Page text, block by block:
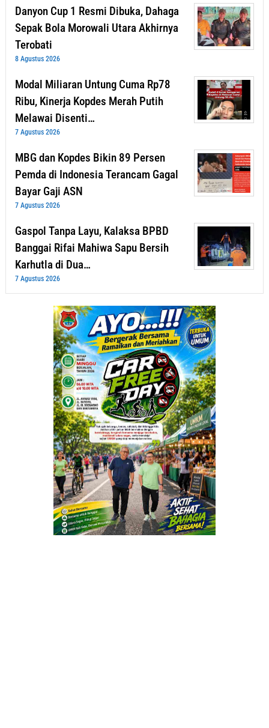
Danyon Cup 1 Resmi Dibuka, Dahaga
Sepak Bola Morowali Utara Akhirnya
Terobati
8 Agustus 2026
Modal Miliaran Untung Cuma Rp78
Ribu, Kinerja Kopdes Merah Putih
Melawai Disenti…
7 Agustus 2026
MBG dan Kopdes Bikin 89 Persen
Pemda di Indonesia Terancam Gagal
Bayar Gaji ASN
7 Agustus 2026
Gaspol Tanpa Layu, Kalaksa BPBD
Banggai Rifai Mahiwa Sapu Bersih
Karhutla di Dua…
7 Agustus 2026